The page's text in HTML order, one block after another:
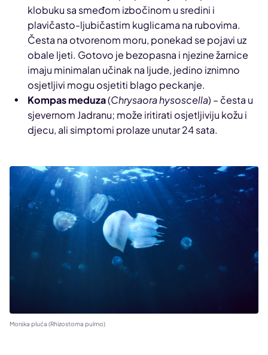
klobuku sa smeđom izbočinom u sredini i
plavičasto-ljubičastim kuglicama na rubovima.
Česta na otvorenom moru, ponekad se pojavi uz
obale ljeti. Gotovo je bezopasna i njezine žarnice
imaju minimalan učinak na ljude, jedino iznimno
osjetljivi mogu osjetiti blago peckanje.
Kompas meduza(Chrysaora hysoscella) – česta u
sjevernom Jadranu; može iritirati osjetljiviju kožu i
djecu, ali simptomi prolaze unutar 24 sata.
Morska pluća (Rhizostoma pulmo)